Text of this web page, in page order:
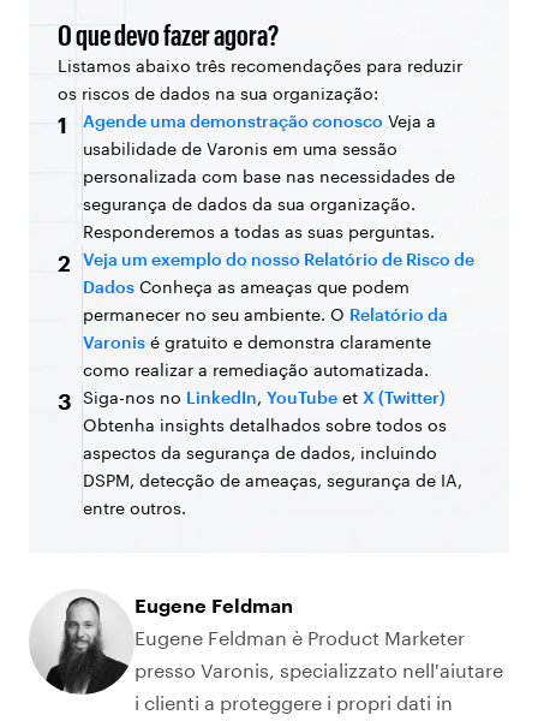
O que devo fazer agora?
Listamos abaixo três recomendações para reduzir
os riscos de dados na sua organização:
1 Agende uma demonstração conosco Veja a
usabilidade de Varonis em uma sessão
personalizada com base nas necessidades de
segurança de dados da sua organização.
Responderemos a todas as suas perguntas.
2
Veja um exemplo do nosso Relatório de Risco de
Dados Conheça as ameaças que podem
permanecer no seu ambiente. O Relatório da
Varonis é gratuito e demonstra claramente
como realizar a remediação automatizada.
3 Siga-nos no LinkedIn, YouTube et X (Twitter)
Obtenha insights detalhados sobre todos os
aspectos da segurança de dados, incluindo
DSPM, detecção de ameaças, segurança de IA,
entre outros.
Eugene Feldman
Eugene Feldman è Product Marketer
presso Varonis, specializzato nell'aiutare
i clienti a proteggere i propri dati in